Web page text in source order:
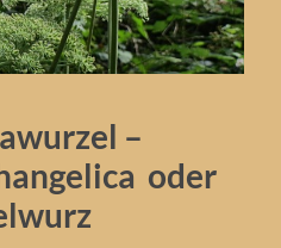
–
oder